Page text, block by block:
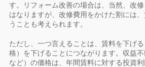
す。リフォーム改善の場合は、当然、改
はなりますが、改修費用をかけた割には
うことも考えられます。
ただし、一つ言えることは、賃料を下げ
格）を下げることにつながります。収益
など）の価格は、年間賃料に対する投資